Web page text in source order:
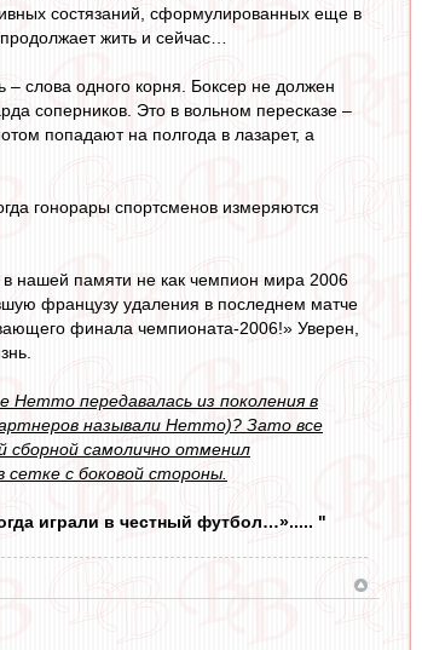
состязаний, сформулированных еще в
жить и сейчас…
слова одного корня. Боксер не должен
соперников. Это в вольном пересказе –
попадают на полгода в лазарет, а
гонорары спортсменов измеряются
нашей памяти не как чемпион мира 2006
французу удаления в последнем матче
финала чемпионата-2006!» Уверен,
передавалась из поколения в
называли Нетто)? Зато все
сборной самолично отменил
сетке с боковой стороны.
играли в честный футбол…»..... "